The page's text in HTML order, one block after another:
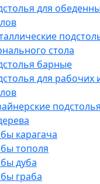
для
стола
барные
для рабочих
карагача
тополя
дуба
граба